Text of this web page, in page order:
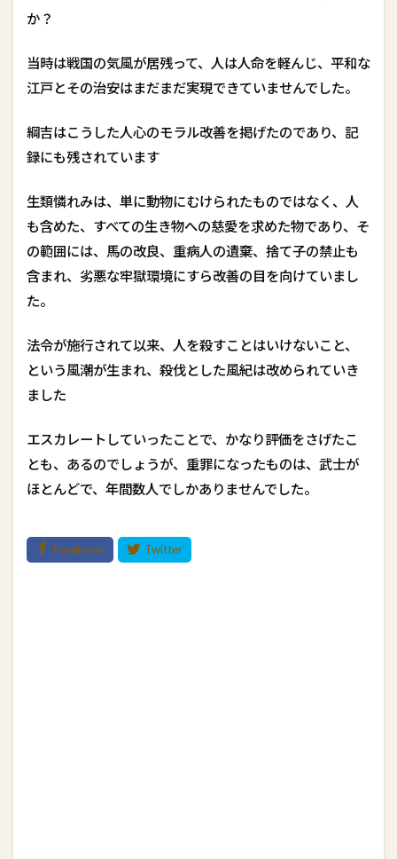
か？
当時は戦国の気風が居残って、人は人命を軽んじ、平和な
江戸とその治安はまだまだ実現できていませんでした。
綱吉はこうした人心のモラル改善を掲げたのであり、記
録にも残されています
生類憐れみは、単に動物にむけられたものではなく、人
も含めた、すべての生き物への慈愛を求めた物であり、そ
の範囲には、馬の改良、重病人の遺棄、捨て子の禁止も
含まれ、劣悪な牢獄環境にすら改善の目を向けていまし
た。
法令が施行されて以来、人を殺すことはいけないこと、
という風潮が生まれ、殺伐とした風紀は改められていき
ました
エスカレートしていったことで、かなり評価をさげたこ
とも、あるのでしょうが、重罪になったものは、武士が
ほとんどで、年間数人でしかありませんでした。